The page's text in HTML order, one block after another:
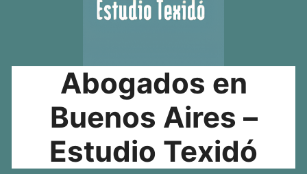
Abogados en
Buenos Aires –
Estudio Texidó